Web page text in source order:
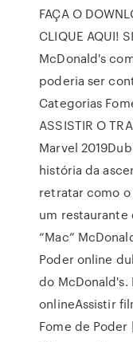
FAÇA O
CLIQUE AQUI!
McDonald's
poderia ser
Categorias
ASSISTIR O
Marvel
história da
retratar como
um restaurante
“Mac”
Poder online
do McDonald's.
onlineAssistir
Fome de Poder